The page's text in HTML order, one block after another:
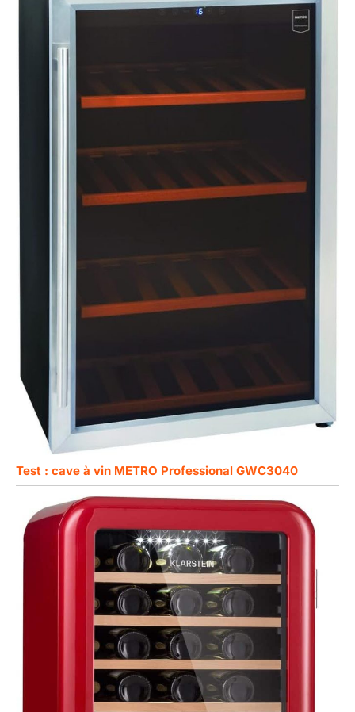
Test : cave à vin METRO Professional GWC3040